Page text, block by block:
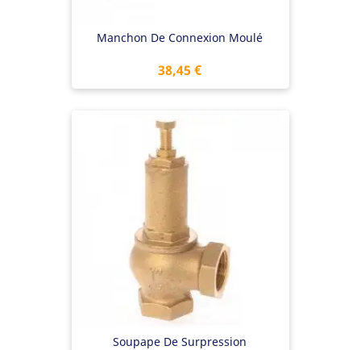
Manchon De Connexion Moulé
Prix
38,45 €
Soupape De Surpression